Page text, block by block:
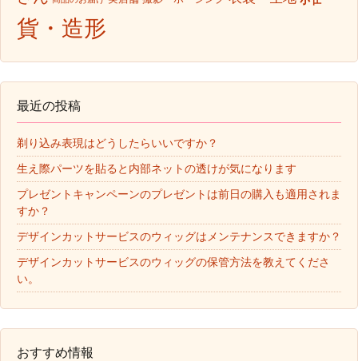
貨・造形
最近の投稿
剃り込み表現はどうしたらいいですか？
生え際パーツを貼ると内部ネットの透けが気になります
プレゼントキャンペーンのプレゼントは前日の購入も適用されま
すか？
デザインカットサービスのウィッグはメンテナンスできますか？
デザインカットサービスのウィッグの保管方法を教えてくださ
い。
おすすめ情報